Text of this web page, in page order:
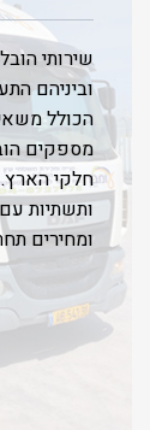
שירותי
וביניהם
הכולל
מספקים
חלקי הארץ.
ותשתיות
ומחירים